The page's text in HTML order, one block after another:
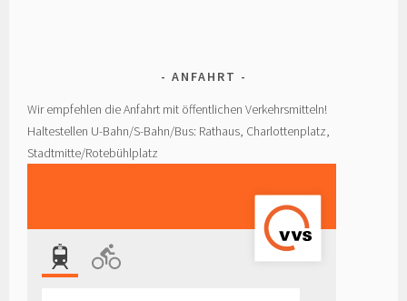
ANFAHRT
Wir empfehlen die Anfahrt mit öffentlichen Verkehrsmitteln!
Haltestellen U-Bahn/S-Bahn/Bus: Rathaus, Charlottenplatz,
Stadtmitte/Rotebühlplatz